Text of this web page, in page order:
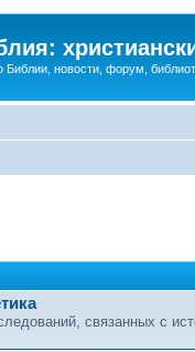
Библии, новости, форум,
связанных с